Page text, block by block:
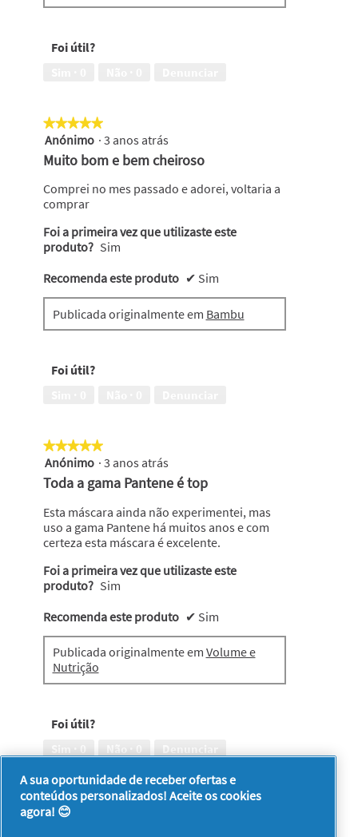
Foi útil?
★★★★★
★★★★★
5
em
5
estrelas.
Anónimo · 3 anos atrás
Muito bom e bem cheiroso
Comprei no mes passado e adorei, voltaria a
comprar
Foi a primeira vez que utilizaste este
produto? Sim
Recomenda este produto ✔ Sim
Publicada originalmente em Bambu
Foi útil?
★★★★★
★★★★★
5
em
5
estrelas.
Anónimo · 3 anos atrás
Toda a gama Pantene é top
Esta máscara ainda não experimentei, mas
uso a gama Pantene há muitos anos e com
certeza esta máscara é excelente.
Foi a primeira vez que utilizaste este
produto? Sim
Recomenda este produto ✔ Sim
Publicada originalmente em Volume e
Nutrição
Foi útil?
Sim · 0 Não · 0 Denunciar
1–8 de 152 análises
Anterior
◄
A sua oportunidade de receber ofertas e
conteúdos personalizados! Aceite os cookies
agora! 😊